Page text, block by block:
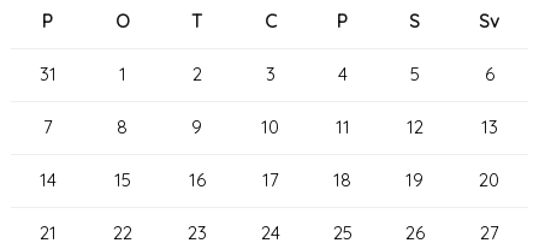
P O T C P S Sv
31 1 2 3 4 5 6
7 8 9 10 11 12 13
14 15 16 17 18 19 20
21 22 23 24 25 26 27